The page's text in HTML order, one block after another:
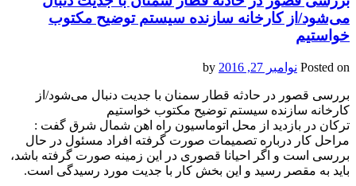
می‌شود/از کارخانه سازنده سیستم توضیح مکتوب
خواستیم
Posted on نوامبر 27, 2016
بررسی قصور در حادثه قطار سمنان با جدیت دنبال می‌شود/از
کارخانه سازنده سیستم توضیح مکتوب خواستیم
ترکان در بازدید از محل اتوماسیون راه اهن شمال شرق گفت :
مراحل کار درباره تصمیمات صورت گرفته افراد مسئول در حال
بررسی است و اگر احیانا قصوری در این زمینه صورت گرفته باشد،
باید به مقصر رسید و این بخش کار با جدیت مورد رسیدگی است.